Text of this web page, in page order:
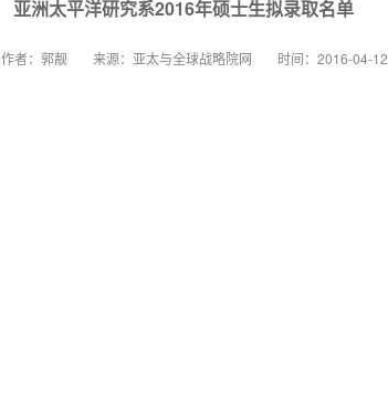
亚洲太平洋研究系2016年硕士生拟录取名单
作者：郭靓 来源：亚太与全球战略院网 时间：2016-04-12